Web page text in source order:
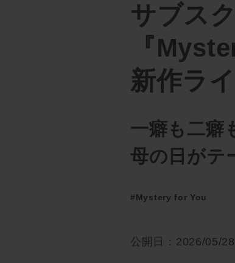
サブス
『
新作ラ
一癖も二癖
母の日がテ
#Mystery for You
公開日：2026/05/28